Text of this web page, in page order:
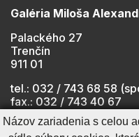
Galéria Miloša
Palackého 27
Trenčín
911 01
tel.: 032 / 743 68 58
fax.: 032 / 743 40 67
e-mail:
info@gmab.sk
Názov zariadenia s celou